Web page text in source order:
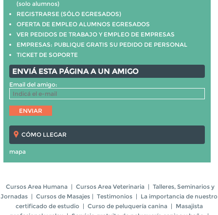
(solo alumnos)
REGISTRARSE (SÓLO EGRESADOS)
OFERTA DE EMPLEO ALUMNOS EGRESADOS
VER PEDIDOS DE TRABAJO Y EMPLEO DE EMPRESAS
EMPRESAS: PUBLIQUE GRATIS SU PEDIDO DE PERSONAL
TICKET DE SOPORTE
ENVIÁ ESTA PÁGINA A UN AMIGO
Email del amigo:
CÓMO LLEGAR
mapa
Cursos Area Humana | Cursos Area Veterinaria | Talleres, Seminarios y
Jornadas | Cursos de Masajes | Testimonios | La importancia de nuestro
certificado de estudio | Curso de peluquería canina | Masajista